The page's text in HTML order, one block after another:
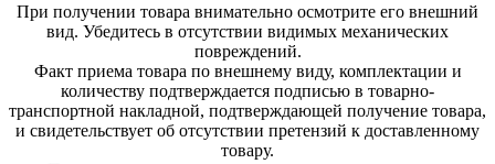
При получении товара внимательно осмотрите его внешний
вид. Убедитесь в отсутствии видимых механических
повреждений.
Факт приема товара по внешнему виду, комплектации и
количеству подтверждается подписью в товарно-
транспортной накладной, подтверждающей получение товара,
и свидетельствует об отсутствии претензий к доставленному
товару.